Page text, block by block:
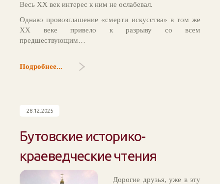
Весь ХХ век интерес к ним не ослабевал.
Однако провозглашение «смерти искусства» в том же
XX веке привело к разрыву со всем
предшествующим…
Подробнее...
28.12.2025
Бутовские историко-
краеведческие чтения
Дорогие друзья, уже в эту